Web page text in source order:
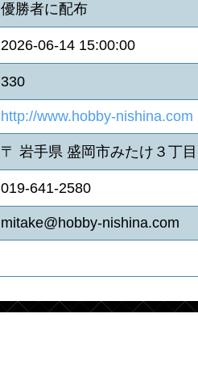
優勝者に配布
2026-06-14 15:00:00
330
http://www.hobby-nishina.com
〒 岩手県 盛岡市みたけ３丁
019-641-2580
mitake@hobby-nishina.com